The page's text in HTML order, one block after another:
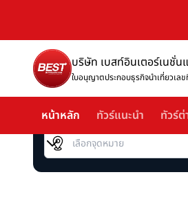
บริษัท เบสท์อินเตอร์เนชั่น
ใบอนุญาตประกอบธุรกิจนำเที่ยวเล
หน้าหลัก ทัวร์แนะนำ ทัวร์ต่
เลือกจุดหมาย